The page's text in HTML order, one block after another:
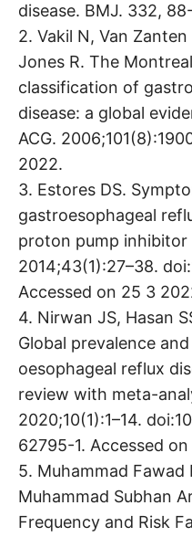
disease. BMJ. 332,
2. Vakil N, Van Zanten
Jones R. The
classification of
disease: a global
ACG.
2022.
3. Estores DS.
gastroesophageal
proton pump inhibitor
2014;43(1):27–38.
Accessed on 25 3
4. Nirwan JS, Hasan
Global prevalence
oesophageal reflux
review with meta-
2020;10(1):1–14.
62795-1. Accessed
5. Muhammad Fawad
Muhammad Subhan
Frequency and Risk